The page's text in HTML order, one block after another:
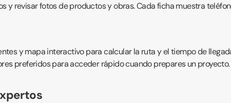
y revisar fotos de productos y obras. Cada ficha muestra
y mapa interactivo para calcular la ruta y el tiempo de
preferidos para acceder rápido cuando prepares un